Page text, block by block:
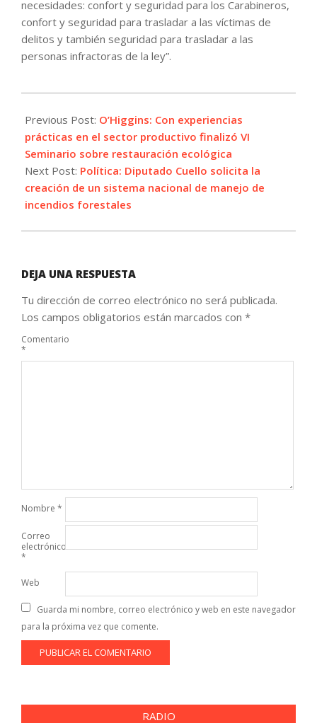
necesidades: confort y seguridad para los Carabineros,
confort y seguridad para trasladar a las víctimas de
delitos y también seguridad para trasladar a las
personas infractoras de la ley”.
12-
22
Previous Post: O’Higgins: Con experiencias
prácticas en el sector productivo finalizó VI
Seminario sobre restauración ecológica
Next Post: Política: Diputado Cuello solicita la
creación de un sistema nacional de manejo de
incendios forestales
DEJA UNA RESPUESTA
Tu dirección de correo electrónico no será publicada.
Los campos obligatorios están marcados con *
Comentario
*
Nombre *
Correo
electrónico
*
Web
Guarda mi nombre, correo electrónico y web en este navegador
para la próxima vez que comente.
RADIO